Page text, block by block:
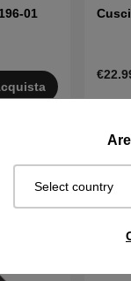
Select country
01